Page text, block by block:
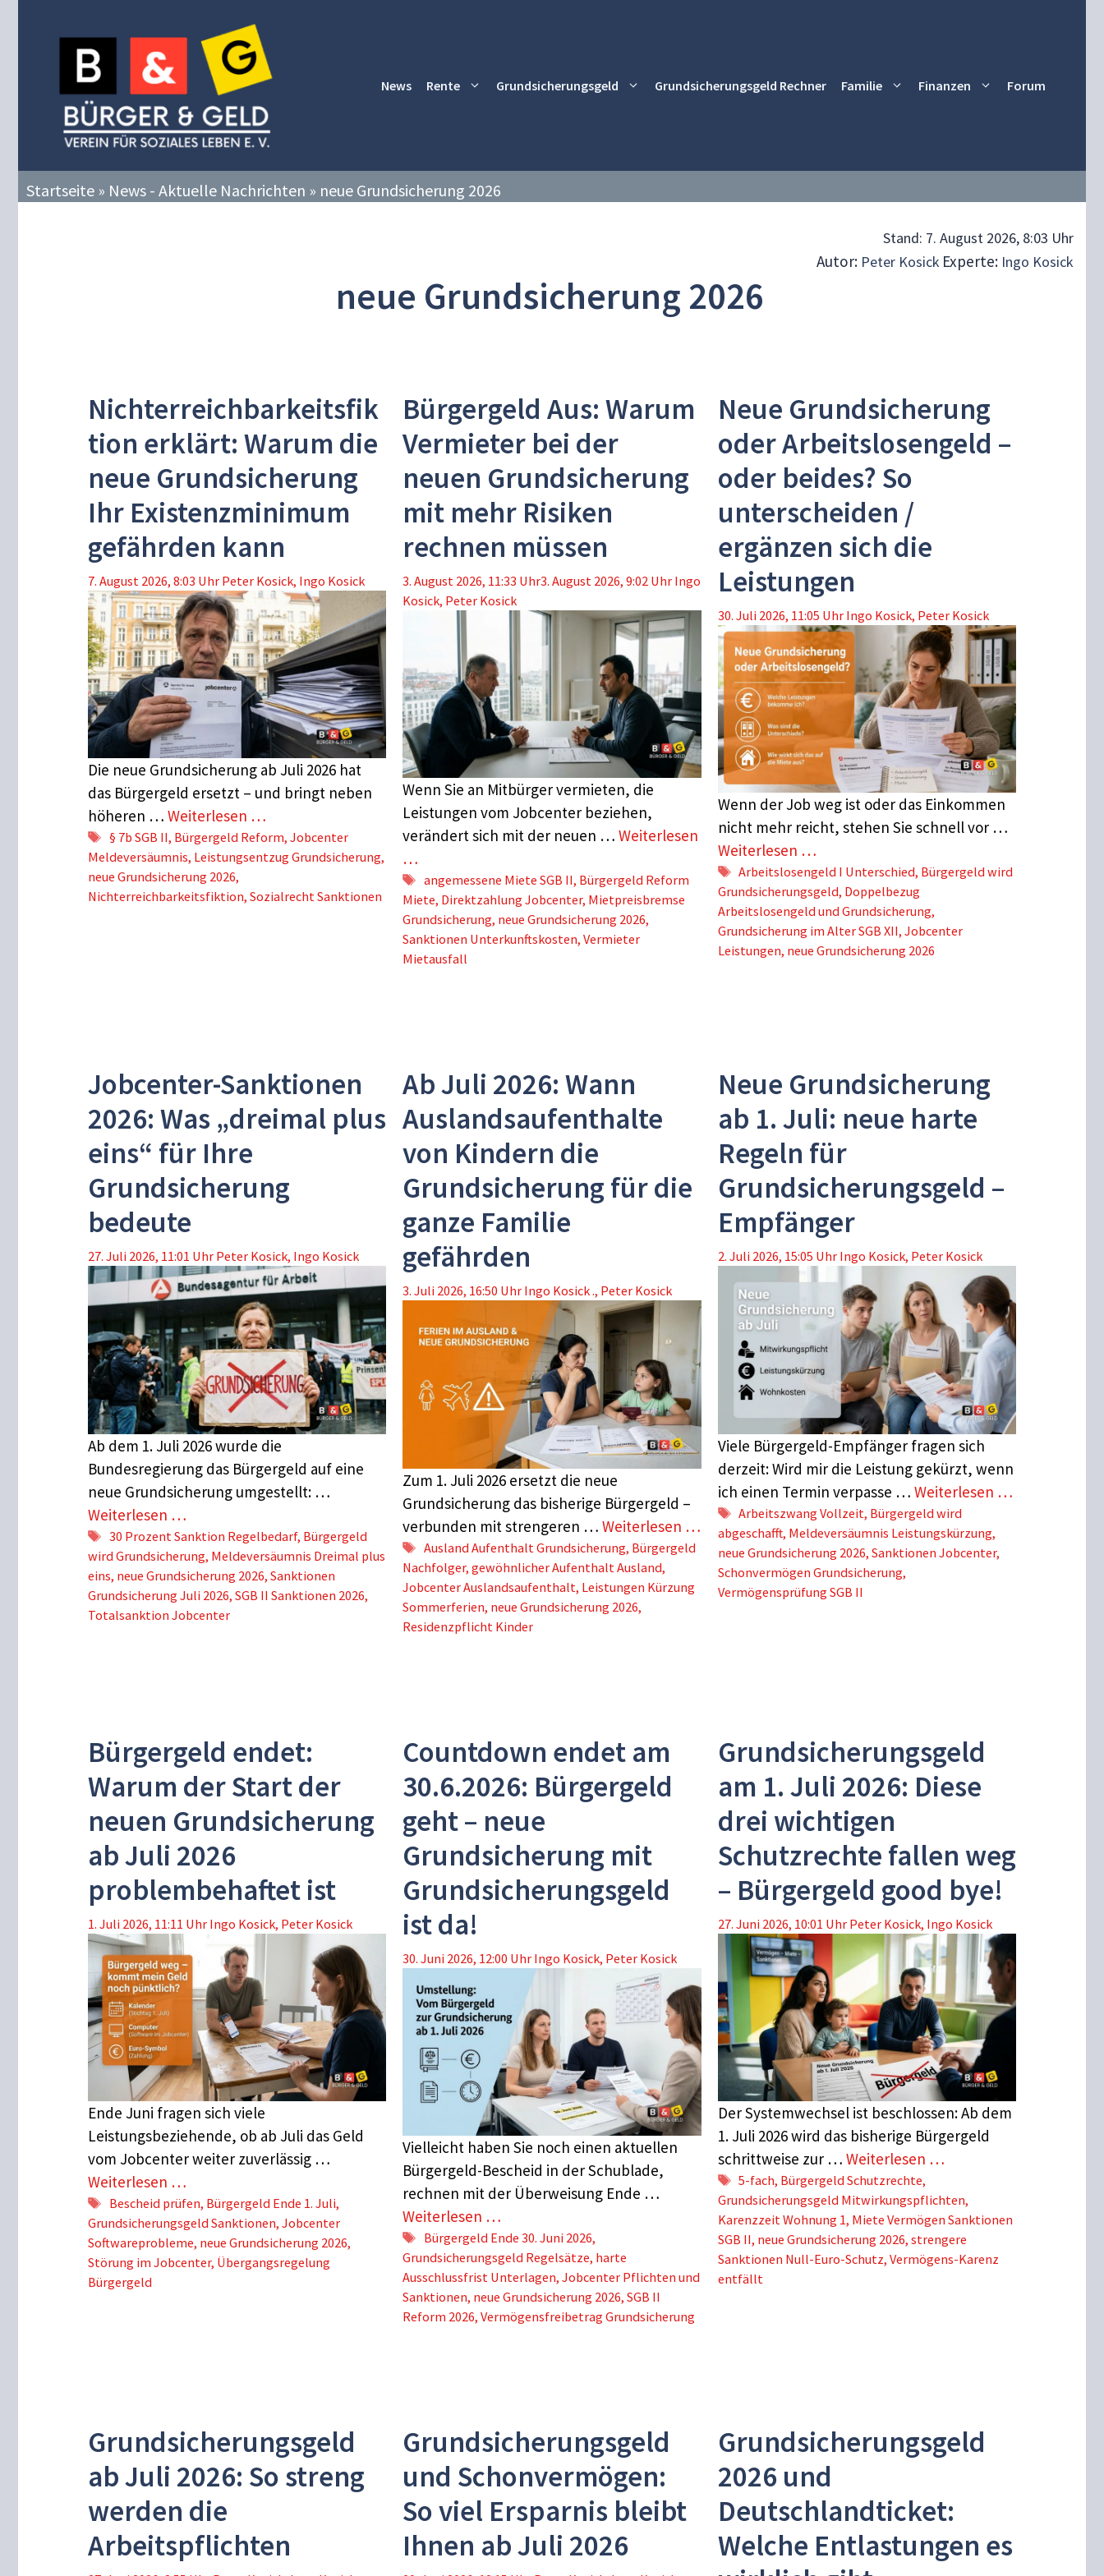
News Rente Grundsicherungsgeld Grundsicherungsgeld Rechner Familie Finanzen Forum
Startseite » News - Aktuelle Nachrichten » neue Grundsicherung 2026
Stand: 7. August 2026, 8:03 Uhr
Autor: Peter Kosick Experte: Ingo Kosick
neue Grundsicherung 2026
Nichterreichbarkeitsfik
tion erklärt: Warum die
neue Grundsicherung
Ihr Existenzminimum
gefährden kann
7. August 2026, 8:03 Uhr Peter Kosick, Ingo Kosick
Die neue Grundsicherung ab Juli 2026 hat
das Bürgergeld ersetzt – und bringt neben
höheren … Weiterlesen …
Schlagwörter
§ 7b SGB II, Bürgergeld Reform, Jobcenter
Meldeversäumnis, Leistungsentzug Grundsicherung,
neue Grundsicherung 2026,
Nichterreichbarkeitsfiktion, Sozialrecht Sanktionen
Bürgergeld Aus: Warum
Vermieter bei der
neuen Grundsicherung
mit mehr Risiken
rechnen müssen
3. August 2026, 11:33 Uhr3. August 2026, 9:02 Uhr Ingo
Kosick, Peter Kosick
Wenn Sie an Mitbürger vermieten, die
Leistungen vom Jobcenter beziehen,
verändert sich mit der neuen …Weiterlesen
…
Schlagwörter
angemessene Miete SGB II, Bürgergeld Reform
Miete, Direktzahlung Jobcenter, Mietpreisbremse
Grundsicherung, neue Grundsicherung 2026,
Sanktionen Unterkunftskosten,Vermieter
Mietausfall
Neue Grundsicherung
oder Arbeitslosengeld –
oder beides? So
unterscheiden /
ergänzen sich die
Leistungen
30. Juli 2026, 11:05 Uhr Ingo Kosick, Peter Kosick
Wenn der Job weg ist oder das Einkommen
nicht mehr reicht, stehen Sie schnell vor …
Weiterlesen …
Schlagwörter
Arbeitslosengeld I Unterschied, Bürgergeld wird
Grundsicherungsgeld, Doppelbezug
Arbeitslosengeld und Grundsicherung,
Grundsicherung im Alter SGB XII, Jobcenter
Leistungen, neue Grundsicherung 2026
Jobcenter-Sanktionen
2026: Was „dreimal plus
eins“ für Ihre
Grundsicherung
bedeute
27. Juli 2026, 11:01 Uhr Peter Kosick, Ingo Kosick
Ab dem 1. Juli 2026 wurde die
Bundesregierung das Bürgergeld auf eine
neue Grundsicherung umgestellt: …
Weiterlesen …
Schlagwörter
30 Prozent Sanktion Regelbedarf, Bürgergeld
wird Grundsicherung, Meldeversäumnis Dreimal plus
eins, neue Grundsicherung 2026, Sanktionen
Grundsicherung Juli 2026, SGB II Sanktionen 2026,
Totalsanktion Jobcenter
Ab Juli 2026: Wann
Auslandsaufenthalte
von Kindern die
Grundsicherung für die
ganze Familie
gefährden
3. Juli 2026, 16:50 Uhr Ingo Kosick ., Peter Kosick
Zum 1. Juli 2026 ersetzt die neue
Grundsicherung das bisherige Bürgergeld –
verbunden mit strengeren …Weiterlesen …
Schlagwörter
Ausland Aufenthalt Grundsicherung, Bürgergeld
Nachfolger,gewöhnlicher Aufenthalt Ausland,
Jobcenter Auslandsaufenthalt, Leistungen Kürzung
Sommerferien, neue Grundsicherung 2026,
Residenzpflicht Kinder
Neue Grundsicherung
ab 1. Juli: neue harte
Regeln für
Grundsicherungsgeld –
Empfänger
2. Juli 2026, 15:05 Uhr Ingo Kosick, Peter Kosick
Viele Bürgergeld-Empfänger fragen sich
derzeit: Wird mir die Leistung gekürzt, wenn
ich einen Termin verpasse … Weiterlesen …
Schlagwörter
Arbeitszwang Vollzeit, Bürgergeld wird
abgeschafft, Meldeversäumnis Leistungskürzung,
neue Grundsicherung 2026, Sanktionen Jobcenter,
Schonvermögen Grundsicherung,
Vermögensprüfung SGB II
Bürgergeld endet:
Warum der Start der
neuen Grundsicherung
ab Juli 2026
problembehaftet ist
1. Juli 2026, 11:11 Uhr Ingo Kosick, Peter Kosick
Ende Juni fragen sich viele
Leistungsbeziehende, ob ab Juli das Geld
vom Jobcenter weiter zuverlässig …
Weiterlesen …
Schlagwörter
Bescheid prüfen, Bürgergeld Ende 1. Juli,
Grundsicherungsgeld Sanktionen, Jobcenter
Softwareprobleme, neue Grundsicherung 2026,
Störung im Jobcenter, Übergangsregelung
Bürgergeld
Countdown endet am
30.6.2026: Bürgergeld
geht – neue
Grundsicherung mit
Grundsicherungsgeld
ist da!
30. Juni 2026, 12:00 Uhr Ingo Kosick, Peter Kosick
Vielleicht haben Sie noch einen aktuellen
Bürgergeld-Bescheid in der Schublade,
rechnen mit der Überweisung Ende …
Weiterlesen …
Schlagwörter
Bürgergeld Ende 30. Juni 2026,
Grundsicherungsgeld Regelsätze, harte
Ausschlussfrist Unterlagen,Jobcenter Pflichten und
Sanktionen, neue Grundsicherung 2026,SGB II
Reform 2026,Vermögensfreibetrag Grundsicherung
Grundsicherungsgeld
am 1. Juli 2026: Diese
drei wichtigen
Schutzrechte fallen weg
– Bürgergeld good bye!
27. Juni 2026, 10:01 Uhr Peter Kosick, Ingo Kosick
Der Systemwechsel ist beschlossen: Ab dem
1. Juli 2026 wird das bisherige Bürgergeld
schrittweise zur … Weiterlesen …
Schlagwörter
5-fach, Bürgergeld Schutzrechte,
Grundsicherungsgeld Mitwirkungspflichten,
Karenzzeit Wohnung 1, Miete Vermögen Sanktionen
SGB II, neue Grundsicherung 2026, strengere
Sanktionen Null-Euro-Schutz, Vermögens-Karenz
entfällt
Grundsicherungsgeld
ab Juli 2026: So streng
werden die
Arbeitspflichten
Grundsicherungsgeld
und Schonvermögen:
So viel Ersparnis bleibt
Ihnen ab Juli 2026
Grundsicherungsgeld
2026 und
Deutschlandticket:
Welche Entlastungen es